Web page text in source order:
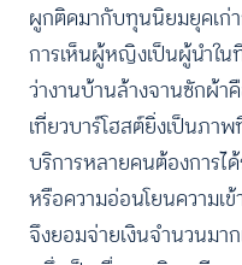
ผูกติดมากับทุนนิยมยุคเก่
การเห็นผู้หญิงเป็นผู้นำใน
ว่างานบ้านล้างจานซักผ้า
เที่ยวบาร์โฮสต์ยิ่งเป็นภาพ
บริการหลายคนต้องการไ
หรือความอ่อนโยนความเ
จึงยอมจ่ายเงินจำนวนมา